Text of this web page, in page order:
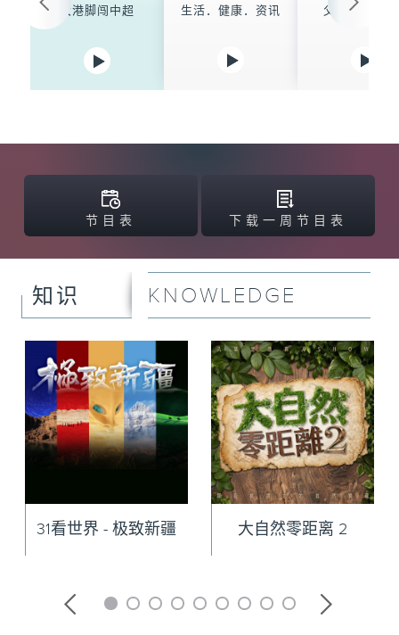
大港脚闯中超 生活．健康．资讯 父辈的荣耀
节目表 下载一周节目表
知识 KNOWLEDGE
31看世界 - 极致新疆 大自然零距离 2